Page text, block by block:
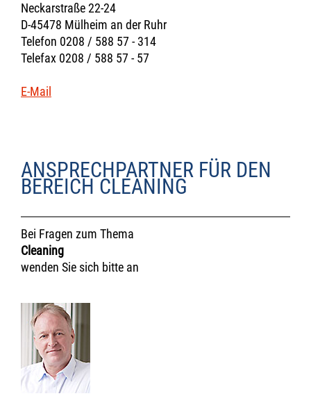
Neckarstraße 22-24
D-45478 Mülheim an der Ruhr
Telefon 0208 / 588 57 - 314
Telefax 0208 / 588 57 - 57
E-Mail
ANSPRECHPARTNER FÜR DEN
BEREICH CLEANING
Bei Fragen zum Thema
Cleaning
wenden Sie sich bitte an